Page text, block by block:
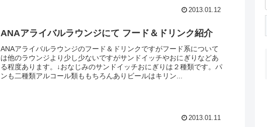
2013.01.12
ANAアライバルラウンジにて フード＆ドリンク紹介
ANAアライバルラウンジのフード＆ドリンクですがフード系について
は他のラウンジより少し少ないですがサンドイッチやおにぎりなどあ
る程度あります。↓おなじみのサンドイッチおにぎりは２種類です。パ
ンも二種類アルコール類ももちろんありビールはキリン...
2013.01.11